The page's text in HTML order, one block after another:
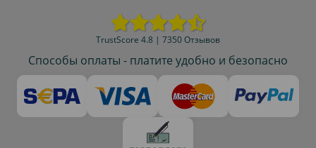
TrustScore 4.8 | 7350 Отзывов
Способы оплаты - платите удобно и безопасно